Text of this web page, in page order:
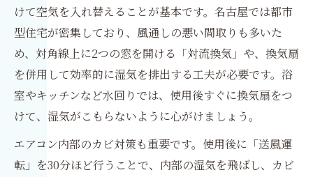
けて空気を入れ替えることが基本です。名古屋では都市
型住宅が密集しており、風通しの悪い間取りも多いた
め、対角線上に2つの窓を開ける「対流換気」や、換気扇
を併用して効率的に湿気を排出する工夫が必要です。浴
室やキッチンなど水回りでは、使用後すぐに換気扇をつ
けて、湿気がこもらないように心がけましょう。
エアコン内部のカビ対策も重要です。使用後に「送風運
転」を30分ほど行うことで、内部の湿気を飛ばし、カビ